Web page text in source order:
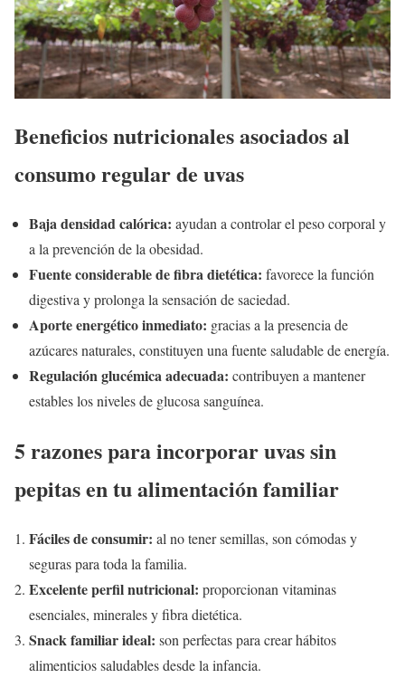
Beneficios nutricionales asociados al
consumo regular de uvas
Baja densidad calórica: ayudan a controlar el peso corporal y
a la prevención de la obesidad.
Fuente considerable de fibra dietética: favorece la función
digestiva y prolonga la sensación de saciedad.
Aporte energético inmediato: gracias a la presencia de
azúcares naturales, constituyen una fuente saludable de energía.
Regulación glucémica adecuada: contribuyen a mantener
estables los niveles de glucosa sanguínea.
5 razones para incorporar uvas sin
pepitas en tu alimentación familiar
Fáciles de consumir: al no tener semillas, son cómodas y
seguras para toda la familia.
Excelente perfil nutricional: proporcionan vitaminas
esenciales, minerales y fibra dietética.
Snack familiar ideal: son perfectas para crear hábitos
alimenticios saludables desde la infancia.